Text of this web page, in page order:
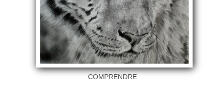
COMPRENDRE